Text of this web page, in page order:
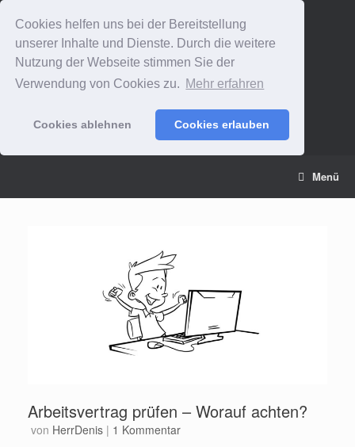
Cookies helfen uns bei der Bereitstellung
unserer Inhalte und Dienste. Durch die weitere
Nutzung der Webseite stimmen Sie der
Verwendung von Cookies zu. Mehr erfahren
Cookies ablehnen Cookies erlauben
Menü
Arbeitsvertrag prüfen – Worauf achten?
von HerrDenis | 1 Kommentar